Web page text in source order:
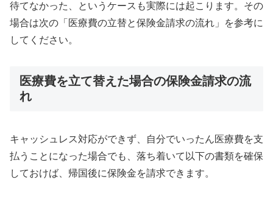
待てなかった、というケースも実際には起こります。その
場合は次の「医療費の立替と保険金請求の流れ」を参考に
してください。
医療費を立て替えた場合の保険金請求の流
れ
キャッシュレス対応ができず、自分でいったん医療費を支
払うことになった場合でも、落ち着いて以下の書類を確保
しておけば、帰国後に保険金を請求できます。